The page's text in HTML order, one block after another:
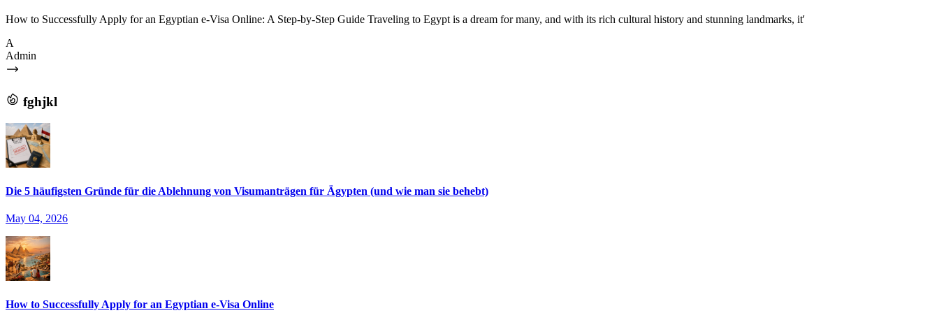
How to Successfully Apply for an Egyptian e-Visa Online: A Step-by-Step Guide Traveling to Egypt is a dream for many, and with its rich cultural history and stunning landmarks, it'
A
Admin
fghjkl
Die 5 häufigsten Gründe für die Ablehnung von Visumanträgen für Ägypten (und wie man sie behebt)
May 04, 2026
How to Successfully Apply for an Egyptian e-Visa Online